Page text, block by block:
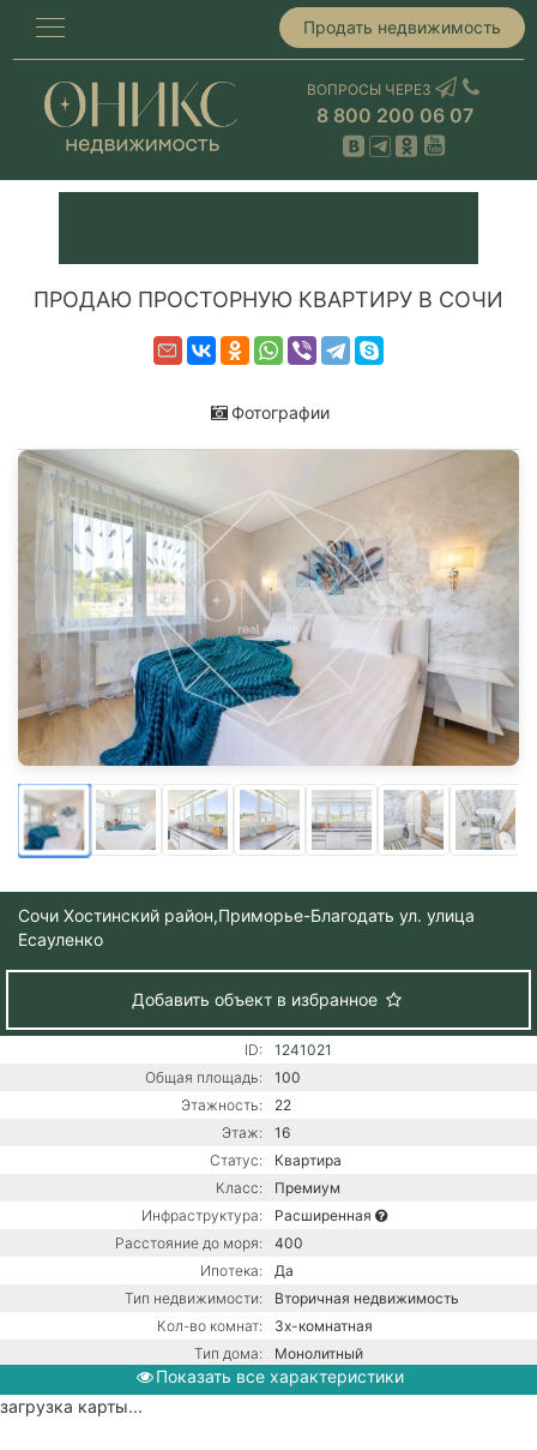
Продать недвижимость
ВОПРОСЫ ЧЕРЕЗ
8 800 200 06 07
ПРОДАЮ ПРОСТОРНУЮ КВАРТИРУ В СОЧИ
Фотографии
Сочи Хостинский район,Приморье-Благодать ул. улица
Есауленко
Добавить объект в избранное
ID:
1241021
Общая площадь:
100
Этажность:
22
Этаж:
16
Статус:
Квартира
Класс:
Премиум
Инфраструктура:
Расширенная
Расстояние до моря:
400
Ипотека:
Да
Тип недвижимости:
Вторичная недвижимость
Кол-во комнат:
3х-комнатная
Тип дома:
Монолитный
Ремонт:
С ремонтом
Показать все характеристики
загрузка карты...